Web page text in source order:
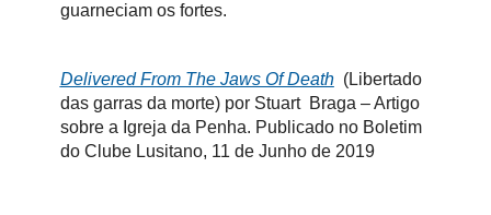
guarneciam os fortes.
Delivered From The Jaws Of Death(Libertado
das garras da morte) por Stuart Braga – Artigo
sobre a Igreja da Penha. Publicado no Boletim
do Clube Lusitano, 11 de Junho de 2019